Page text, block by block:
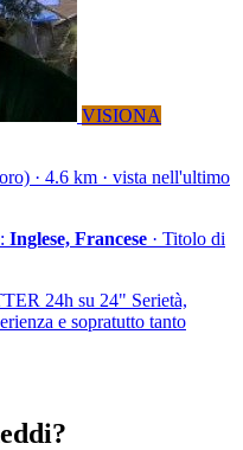
VISIONA
· 4.6 km · vista nell'ultimo
Inglese, Francese · Titolo di
24h su 24" Serietà,
e sopratutto tanto